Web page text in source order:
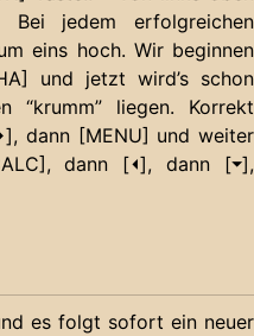
Bei jedem erfolgreichen
eins hoch. Wir beginnen
und jetzt wird’s schon
“krumm” liegen. Korrekt
dann [MENU] und weiter
dann [⏴], dann [⏷],
es folgt sofort ein neuer